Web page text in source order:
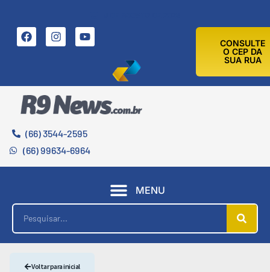
CONSULTE
O CEP DA
SUA RUA
(66) 3544-2595
(66) 99634-6964
MENU
Voltar para inicial